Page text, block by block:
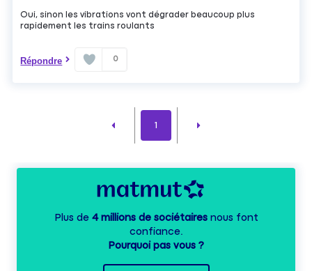
Oui, sinon les vibrations vont dégrader beaucoup plus
rapidement les trains roulants
Répondre 0
1
Plus de 4 millions de sociétairesnous font
confiance.
Pourquoi pas vous ?